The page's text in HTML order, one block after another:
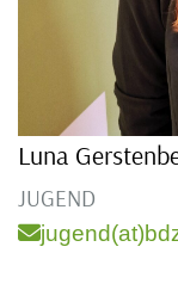
Luna
JUGEND